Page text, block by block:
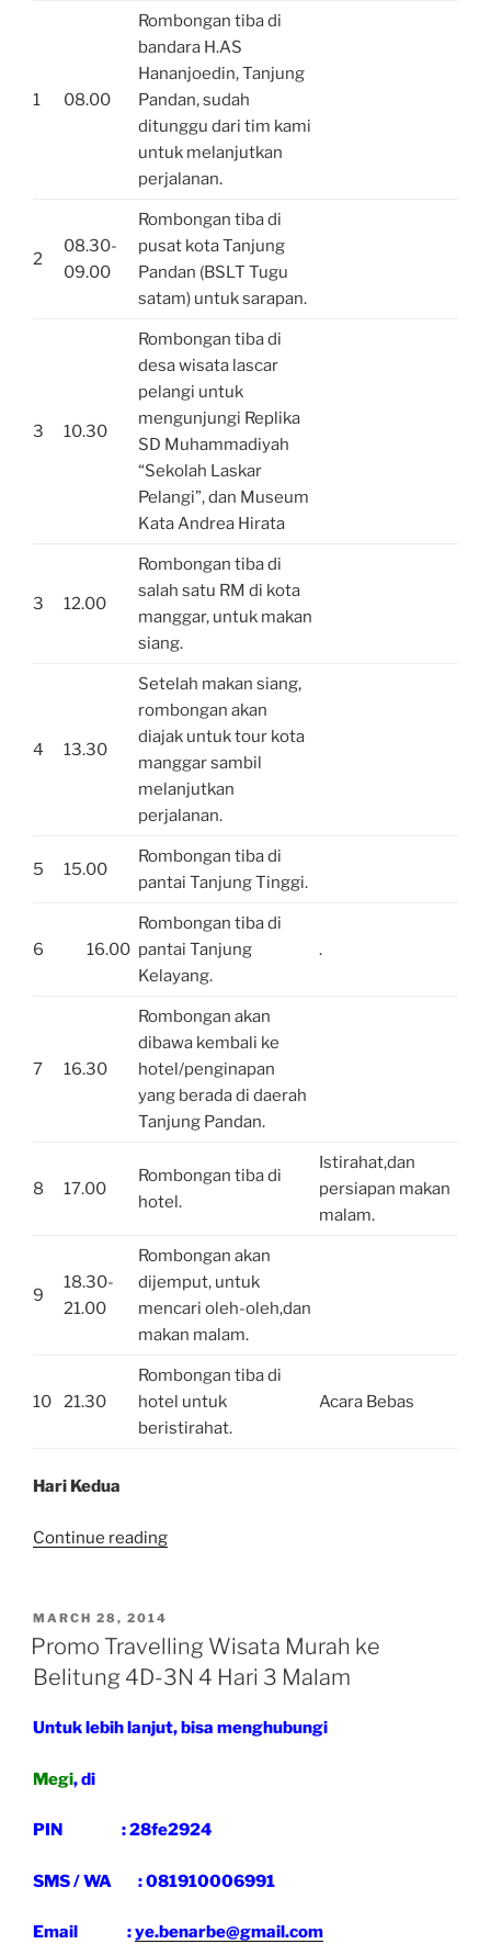
1 08.00
Rombongan tiba di
bandara H.AS
Hananjoedin, Tanjung
Pandan, sudah
ditunggu dari tim kami
untuk melanjutkan
perjalanan.
2
08.30-
09.00
Rombongan tiba di
pusat kota Tanjung
Pandan (BSLT Tugu
satam) untuk sarapan.
3 10.30
Rombongan tiba di
desa wisata lascar
pelangi untuk
mengunjungi Replika
SD Muhammadiyah
“Sekolah Laskar
Pelangi”, dan Museum
Kata Andrea Hirata
3 12.00
Rombongan tiba di
salah satu RM di kota
manggar, untuk makan
siang.
4 13.30
Setelah makan siang,
rombongan akan
diajak untuk tour kota
manggar sambil
melanjutkan
perjalanan.
5 15.00
Rombongan tiba di
pantai Tanjung Tinggi.
6 16.00
Rombongan tiba di
pantai Tanjung
Kelayang.
.
7 16.30
Rombongan akan
dibawa kembali ke
hotel/penginapan
yang berada di daerah
Tanjung Pandan.
8 17.00
Rombongan tiba di
hotel.
Istirahat,dan
persiapan makan
malam.
9
18.30-
21.00
Rombongan akan
dijemput, untuk
mencari oleh-oleh,dan
makan malam.
10 21.30
Rombongan tiba di
hotel untuk
beristirahat.
Acara Bebas
Hari Kedua
Continue reading“Promo
ke
Belitung
1N
Malam”
POSTED
ON
MARCH 28, 2014
Promo Travelling Wisata Murah ke
Belitung 4D-3N 4 Hari 3 Malam
Untuk lebih lanjut, bisa menghubungi
Megi, di
PIN : 28fe2924
SMS / WA : 081910006991
Email :ye.benarbe@gmail.com